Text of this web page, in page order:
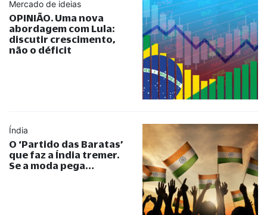
Mercado de ideias
OPINIÃO. Uma nova
abordagem com Lula:
discutir crescimento,
não o déficit
Índia
O ‘Partido das Baratas’
que faz a Índia tremer.
Se a moda pega…